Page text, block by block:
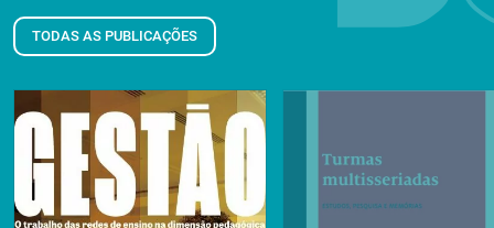
TODAS AS PUBLICAÇÕES